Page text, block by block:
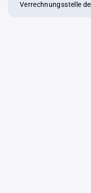
Verrechnungsstelle